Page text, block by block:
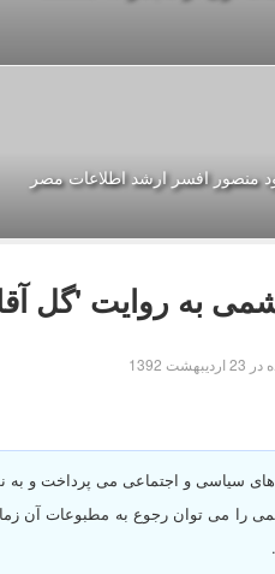
منصور افسر ارشد اطلاعات مصر
به روایت 'گل
1392
سیاسی و اجتماعی می پرداخت و
را می توان رجوع به مطبوعات آن